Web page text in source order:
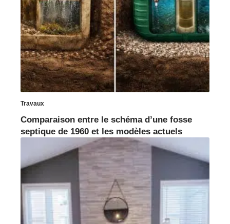
Travaux
Comparaison entre le schéma d’une fosse
septique de 1960 et les modèles actuels